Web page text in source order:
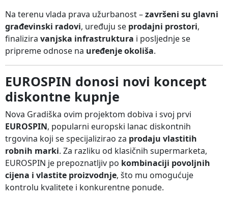
Na terenu vlada prava užurbanost –završeni su glavni
građevinski radovi, uređuju se prodajni prostori,
finalizira vanjska infrastruktura i posljednje se
pripreme odnose na uređenje okoliša.
EUROSPIN donosi novi koncept
diskontne kupnje
Nova Gradiška ovim projektom dobiva i svoj prvi
EUROSPIN, popularni europski lanac diskontnih
trgovina koji se specijalizirao za prodaju vlastitih
robnih marki. Za razliku od klasičnih supermarketa,
EUROSPIN je prepoznatljiv po kombinaciji povoljnih
cijena i vlastite proizvodnje, što mu omogućuje
kontrolu kvalitete i konkurentne ponude.